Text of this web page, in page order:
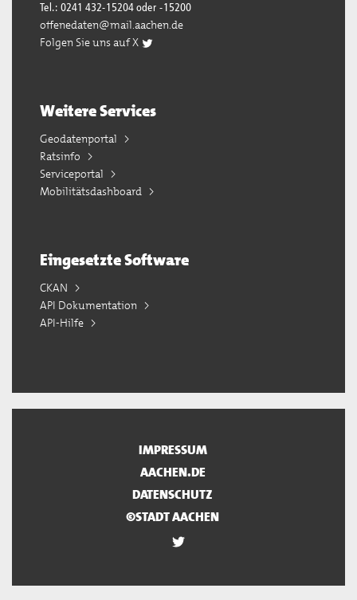
Tel.: 0241 432-15204 oder -15200
offenedaten@mail.aachen.de
Folgen Sie uns auf X
Weitere Services
Geodatenportal
Ratsinfo
Serviceportal
Mobilitätsdashboard
Eingesetzte Software
CKAN
API Dokumentation
API-Hilfe
IMPRESSUM
AACHEN.DE
DATENSCHUTZ
©STADT AACHEN